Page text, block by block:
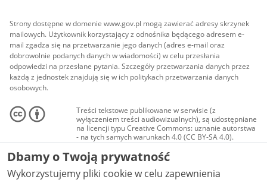
Strony dostępne w domenie www.gov.pl mogą zawierać adresy skrzynek
mailowych. Użytkownik korzystający z odnośnika będącego adresem e-
mail zgadza się na przetwarzanie jego danych (adres e-mail oraz
dobrowolnie podanych danych w wiadomości) w celu przesłania
odpowiedzi na przesłane pytania. Szczegóły przetwarzania danych przez
każdą z jednostek znajdują się w ich politykach przetwarzania danych
osobowych.
Treści tekstowe publikowane w serwisie (z
wyłączeniem treści audiowizualnych), są udostępniane
na licencji typu Creative Commons: uznanie autorstwa
- na tych samych warunkach 4.0 (CC BY-SA 4.0).
Materiały audiowizualne, w tym zdjęcia, materiały
audio i wideo, są udostępniane na licencji typu
Creative Commons: uznanie autorstwa użycie
niekomercyjne - bez utworów zależnych 4.0 (CC BY-
Dbamy o Twoją prywatność
Wykorzystujemy pliki cookie w celu zapewnienia